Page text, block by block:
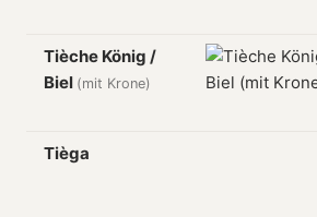
Tièche König /
Biel (mit Krone)
Tièga